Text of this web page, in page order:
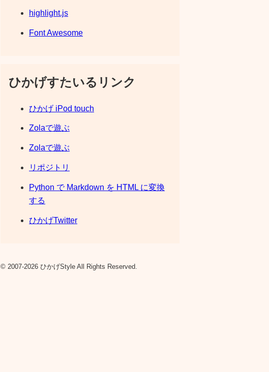
highlight.js
Font Awesome
ひかげすたいるリンク
ひかげ iPod touch
Zolaで遊ぶ
Zolaで遊ぶ
リポジトリ
Python で Markdown を HTML に変換
する
ひかげTwitter
© 2007-2026 ひかげStyle All Rights Reserved.